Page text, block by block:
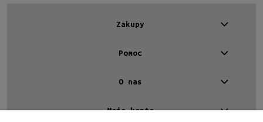
Zakupy
Pomoc
O nas
Moje konto